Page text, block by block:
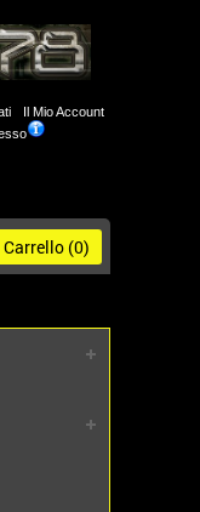
Il Mio Account
Carrello (0)